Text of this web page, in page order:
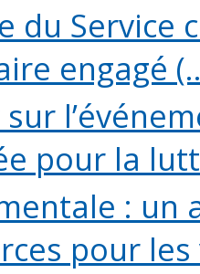
du Service
engagé
pour la
: un
pour